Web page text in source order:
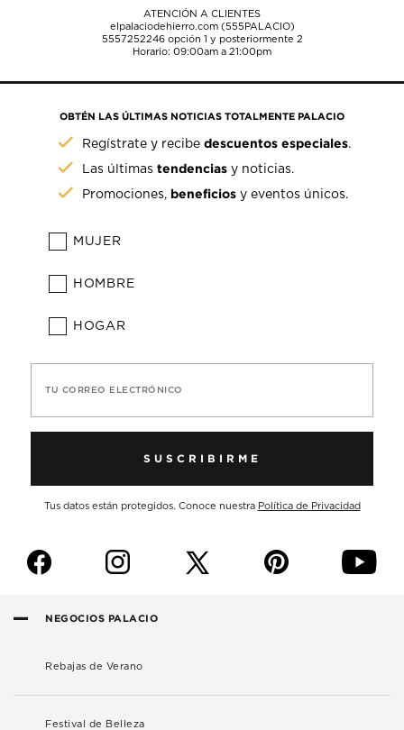
ATENCIÓN A CLIENTES
elpalaciodehierro.com (555PALACIO)
5557252246opción 1 y posteriormente 2
Horario: 09:00am a 21:00pm
OBTÉN LAS ÚLTIMAS NOTICIAS TOTALMENTE PALACIO
Regístrate y recibedescuentos especiales.
Las últimastendencias y noticias.
Promociones, beneficios y eventos únicos.
MUJER
HOMBRE
HOGAR
TU CORREO ELECTRÓNICO
SUSCRIBIRME
Tus datos están protegidos. Conoce nuestra Política de Privacidad
f i p y
NEGOCIOS PALACIO
Rebajas de Verano
Festival de Belleza